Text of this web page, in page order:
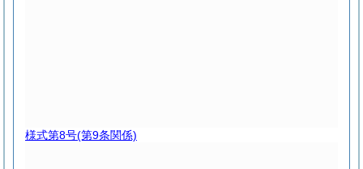
様式第8号(第9条関係)